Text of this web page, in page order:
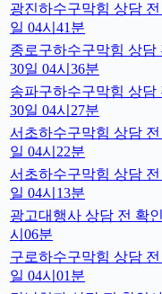
광진하수구막힘 상담
일 04시41분
종로구하수구막힘 상담
30일 04시36분
송파구하수구막힘 상담
30일 04시27분
서초하수구막힘 상담
일 04시22분
서초하수구막힘 상담
일 04시13분
광고대행사 상담 전 확
시06분
구로하수구막힘 상담
일 04시01분